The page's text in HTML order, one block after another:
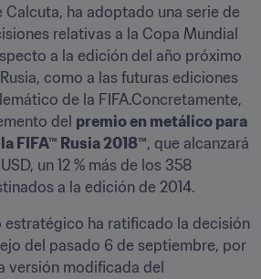
Calcuta, ha adoptado una serie de
relativas a la Copa Mundial
a la edición del año próximo
como a las futuras ediciones
de la FIFA.Concretamente,
del premio en metálico para
FIFA™ Rusia 2018™, que alcanzará
un 12 % más de los 358
a la edición de 2014.
estratégico ha ratificado la decisión
del pasado 6 de septiembre, por